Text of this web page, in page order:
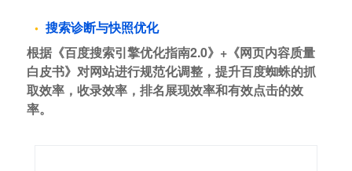
搜索诊断与快照优化
根据《百度搜索引擎优化指南2.0》+《网页内容质量
白皮书》对网站进行规范化调整，提升百度蜘蛛的抓
取效率，收录效率，排名展现效率和有效点击的效
率。